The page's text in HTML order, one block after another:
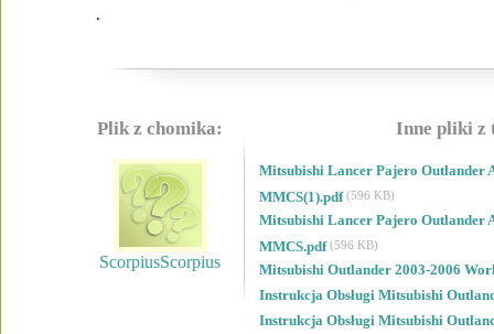
Plik z chomika:
ScorpiusScorpius
Inne pliki z
Mitsubishi Lancer Pajero Outlander
MMCS(1).pdf(596 KB)
Mitsubishi Lancer Pajero Outlander
MMCS.pdf(596 KB)
Mitsubishi Outlander 2003-2006
Instrukcja Obsługi Mitsubishi
Instrukcja Obsługi Mitsubishi